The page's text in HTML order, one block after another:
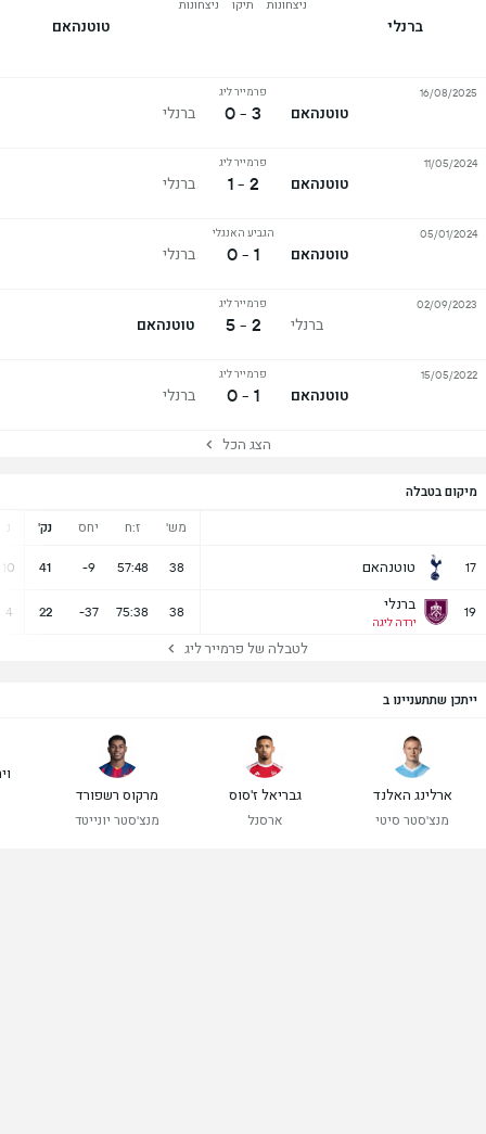
מיקום בטבלה
מש' ז:ח יחס נק' נ
17 טוטנהאם 38
57:48
-9
41
10
19 ברנלי
ירדה ליגה
38
75:38
-37
22
4
לטבלה של פרמייר ליג
ברנלי
ניצחונות תיקו ניצחונות
טוטנהאם
טוטנהאם
פרמייר ליג
3 - 0 ברנלי
16/08/2025
טוטנהאם
פרמייר ליג
2 - 1 ברנלי
11/05/2024
טוטנהאם
הגביע האנגלי
1 - 0 ברנלי
05/01/2024
ברנלי
פרמייר ליג
2 - 5 טוטנהאם
02/09/2023
טוטנהאם
פרמייר ליג
1 - 0 ברנלי
15/05/2022
הצג הכל
ייתכן שתתעניינו ב
ארלינג האלנד
מנצ'סטר סיטי
גבריאל ז'סוס
ארסנל
מרקוס רשפורד
מנצ'סטר יונייטד